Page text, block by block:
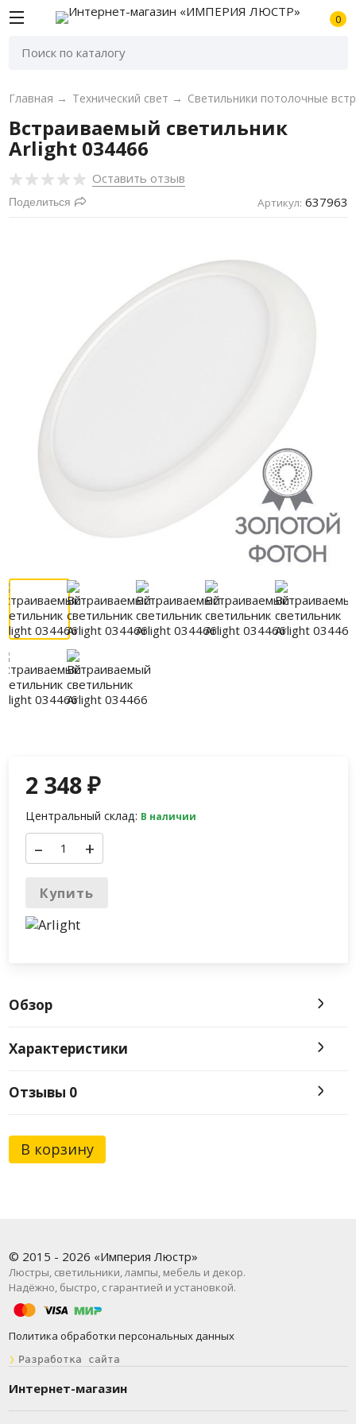
0
Главная → Технический свет → Cветильники потолочные
Встраиваемый светильник
Arlight 034466
Оставить отзыв
Поделиться Артикул: 637963
2 348₽
Центральный склад: В наличии
– +
Купить
Обзор
Характеристики
Отзывы 0
В корзину
© 2015 - 2026 «Империя Люстр»
Люстры, светильники, лампы, мебель и декор.
Надёжно, быстро, с гарантией и установкой.
Политика обработки персональных данных
❯ Разработка сайта
Интернет-магазин